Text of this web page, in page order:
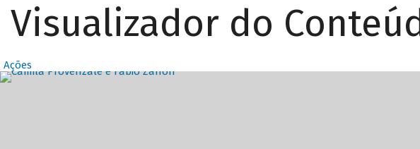
Visualizador do
Ações
Destaques